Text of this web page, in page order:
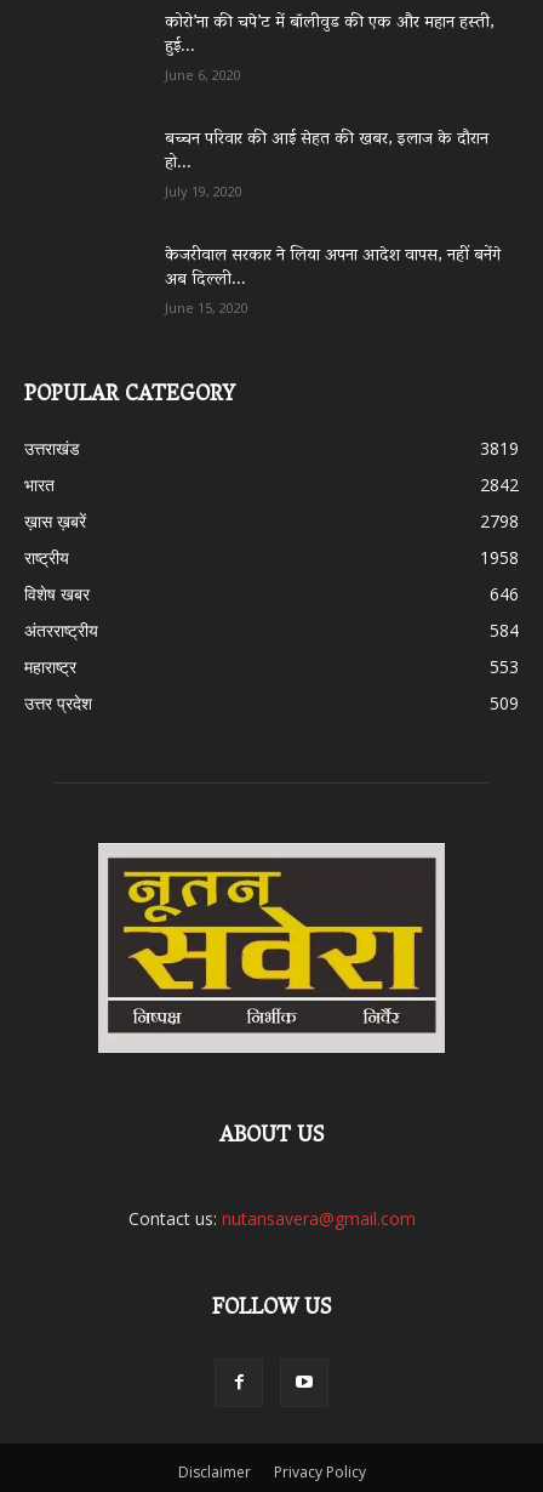
कोरो’ना की चपे’ट में बॉलीवुड की एक और महान हस्ती,
हुई...
June 6, 2020
बच्चन परिवार की आई सेहत की खबर, इलाज के दौरान
हो...
July 19, 2020
केजरीवाल सरकार ने लिया अपना आदेश वापस, नहीं बनेंगे
अब दिल्ली...
June 15, 2020
POPULAR CATEGORY
उत्तराखंड
3819
भारत
2842
ख़ास ख़बरें
2798
राष्ट्रीय
1958
विशेष खबर
646
अंतरराष्ट्रीय
584
महाराष्ट्र
553
उत्तर प्रदेश
509
ABOUT US
Contact us: nutansavera@gmail.com
FOLLOW US
Disclaimer Privacy Policy